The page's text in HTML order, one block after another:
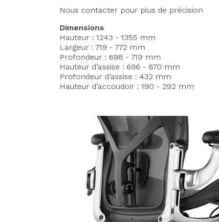
Nous contacter pour plus de précision
Dimensions
Hauteur : 1243 - 1355 mm
Largeur : 719 - 772 mm
Profondeur : 698 - 719 mm
Hauteur d’assise : 696 - 870 mm
Profondeur d’assise : 432 mm
Hauteur d’accoudoir : 190 - 292 mm